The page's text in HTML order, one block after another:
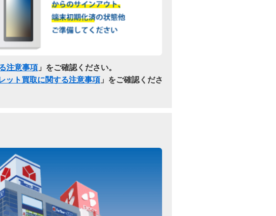
注意事項 」をご確認ください。
ット買取に関する注意事項 」をご確認くださ